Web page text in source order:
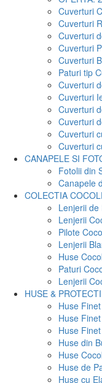
Cuverturi
Cuverturi
Cuverturi
Cuverturi
Cuverturi
Paturi tip
Cuverturi
Cuverturi
Cuverturi
Cuverturi
Cuverturi
Cuverturi
CANAPELE SI
Fotolii din
Canapele
COLECTIA
Lenjerii de
Lenjerii
Pilote
Lenjerii
Huse
Paturi
Lenjerii
HUSE &
Huse
Huse
Huse
Huse din
Huse
Huse de
Huse cu